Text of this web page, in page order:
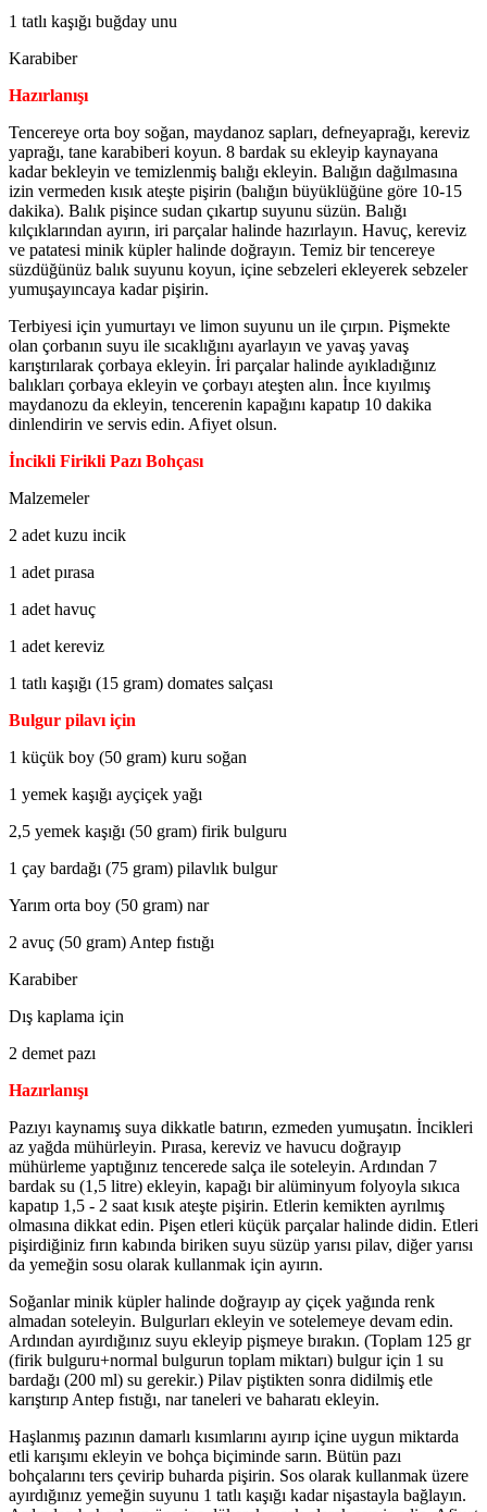
1 tatlı kaşığı buğday unu
Karabiber
Hazırlanışı
Tencereye orta boy soğan, maydanoz sapları, defneyaprağı, kereviz
yaprağı, tane karabiberi koyun. 8 bardak su ekleyip kaynayana
kadar bekleyin ve temizlenmiş balığı ekleyin. Balığın dağılmasına
izin vermeden kısık ateşte pişirin (balığın büyüklüğüne göre 10-15
dakika). Balık pişince sudan çıkartıp suyunu süzün. Balığı
kılçıklarından ayırın, iri parçalar halinde hazırlayın. Havuç, kereviz
ve patatesi minik küpler halinde doğrayın. Temiz bir tencereye
süzdüğünüz balık suyunu koyun, içine sebzeleri ekleyerek sebzeler
yumuşayıncaya kadar pişirin.
Terbiyesi için yumurtayı ve limon suyunu un ile çırpın. Pişmekte
olan çorbanın suyu ile sıcaklığını ayarlayın ve yavaş yavaş
karıştırılarak çorbaya ekleyin. İri parçalar halinde ayıkladığınız
balıkları çorbaya ekleyin ve çorbayı ateşten alın. İnce kıyılmış
maydanozu da ekleyin, tencerenin kapağını kapatıp 10 dakika
dinlendirin ve servis edin. Afiyet olsun.
İncikli Firikli Pazı Bohçası
Malzemeler
2 adet kuzu incik
1 adet pırasa
1 adet havuç
1 adet kereviz
1 tatlı kaşığı (15 gram) domates salçası
Bulgur pilavı için
1 küçük boy (50 gram) kuru soğan
1 yemek kaşığı ayçiçek yağı
2,5 yemek kaşığı (50 gram) firik bulguru
1 çay bardağı (75 gram) pilavlık bulgur
Yarım orta boy (50 gram) nar
2 avuç (50 gram) Antep fıstığı
Karabiber
Dış kaplama için
2 demet pazı
Hazırlanışı
Pazıyı kaynamış suya dikkatle batırın, ezmeden yumuşatın. İncikleri
az yağda mühürleyin. Pırasa, kereviz ve havucu doğrayıp
mühürleme yaptığınız tencerede salça ile soteleyin. Ardından 7
bardak su (1,5 litre) ekleyin, kapağı bir alüminyum folyoyla sıkıca
kapatıp 1,5 - 2 saat kısık ateşte pişirin. Etlerin kemikten ayrılmış
olmasına dikkat edin. Pişen etleri küçük parçalar halinde didin. Etleri
pişirdiğiniz fırın kabında biriken suyu süzüp yarısı pilav, diğer yarısı
da yemeğin sosu olarak kullanmak için ayırın.
Soğanlar minik küpler halinde doğrayıp ay çiçek yağında renk
almadan soteleyin. Bulgurları ekleyin ve sotelemeye devam edin.
Ardından ayırdığınız suyu ekleyip pişmeye bırakın. (Toplam 125 gr
(firik bulguru+normal bulgurun toplam miktarı) bulgur için 1 su
bardağı (200 ml) su gerekir.) Pilav piştikten sonra didilmiş etle
karıştırıp Antep fıstığı, nar taneleri ve baharatı ekleyin.
Haşlanmış pazının damarlı kısımlarını ayırıp içine uygun miktarda
etli karışımı ekleyin ve bohça biçiminde sarın. Bütün pazı
bohçalarını ters çevirip buharda pişirin. Sos olarak kullanmak üzere
ayırdığınız yemeğin suyunu 1 tatlı kaşığı kadar nişastayla bağlayın.